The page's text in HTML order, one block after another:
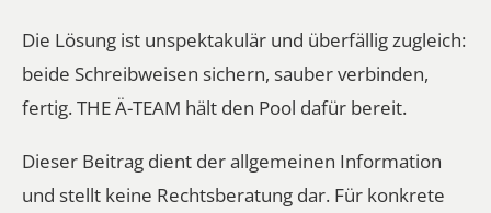
Die Lösung ist unspektakulär und überfällig zugleich:
beide Schreibweisen sichern, sauber verbinden,
fertig.THE Ä-TEAM hält den Pool dafür bereit.
Dieser Beitrag dient der allgemeinen Information
und stellt keine Rechtsberatung dar. Für konkrete